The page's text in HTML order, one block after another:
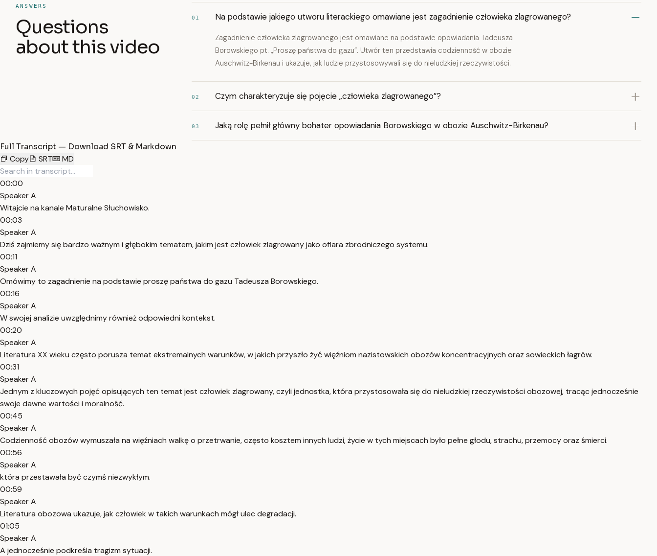
ANSWERS
Questions
about this video
01 Na podstawie jakiego utworu literackiego omawiane jest zagadnienie człowieka zlagrowanego?
Zagadnienie człowieka zlagrowanego jest omawiane na podstawie opowiadania Tadeusza
Borowskiego pt. „Proszę państwa do gazu”. Utwór ten przedstawia codzienność w obozie
Auschwitz-Birkenau i ukazuje, jak ludzie przystosowywali się do nieludzkiej rzeczywistości.
02 Czym charakteryzuje się pojęcie „człowieka zlagrowanego”?
03 Jaką rolę pełnił główny bohater opowiadania Borowskiego w obozie Auschwitz-Birkenau?
Full Transcript — Download SRT & Markdown
Copy
SRT MD
00:00
Speaker A
Witajcie na kanale Maturalne Słuchowisko.
00:03
Speaker A
Dziś zajmiemy się bardzo ważnym i głębokim tematem, jakim jest człowiek zlagrowany jako ofiara zbrodniczego systemu.
00:11
Speaker A
Omówimy to zagadnienie na podstawie proszę państwa do gazu Tadeusza Borowskiego.
00:16
Speaker A
W swojej analizie uwzględnimy również odpowiedni kontekst.
00:20
Speaker A
Literatura XX wieku często porusza temat ekstremalnych warunków, w jakich przyszło żyć więźniom nazistowskich obozów koncentracyjnych oraz sowieckich łagrów.
00:31
Speaker A
Jednym z kluczowych pojęć opisujących ten temat jest człowiek zlagrowany, czyli jednostka, która przystosowała się do nieludzkiej rzeczywistości obozowej, tracąc jednocześnie
swoje dawne wartości i moralność.
00:45
Speaker A
Codzienność obozów wymuszała na więźniach walkę o przetrwanie, często kosztem innych ludzi, życie w tych miejscach było pełne głodu, strachu, przemocy oraz śmierci.
00:56
Speaker A
która przestawała być czymś niezwykłym.
00:59
Speaker A
Literatura obozowa ukazuje, jak człowiek w takich warunkach mógł ulec degradacji.
01:05
Speaker A
A jednocześnie podkreśla tragizm sytuacji.